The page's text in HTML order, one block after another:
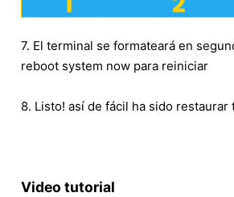
7. El terminal se formateará en
reboot system now para reiniciar
8. Listo! así de fácil ha sido
Video tutorial